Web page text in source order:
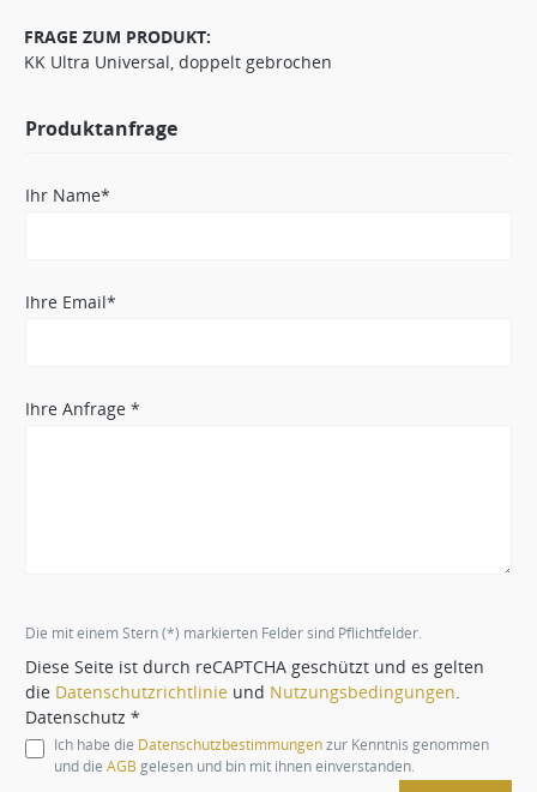
FRAGE ZUM PRODUKT:
KK Ultra Universal, doppelt gebrochen
Produktanfrage
Ihr Name*
Ihre Email*
Ihre Anfrage *
Die mit einem Stern (*) markierten Felder sind Pflichtfelder.
Diese Seite ist durch reCAPTCHA geschützt und es gelten
die Datenschutzrichtlinie und Nutzungsbedingungen
Datenschutz *
Ich habe die Datenschutzbestimmungenzur Kenntnis genommen
und die AGB gelesen und bin mit ihnen einverstanden.